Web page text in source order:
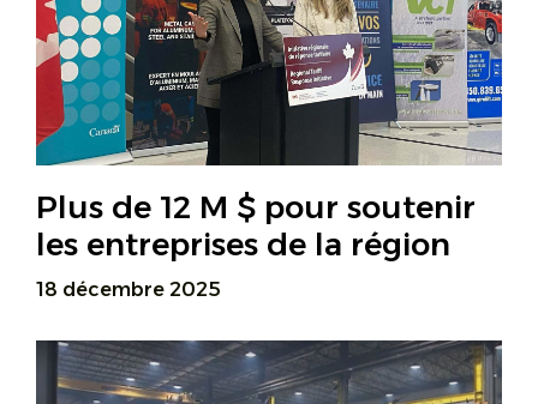
Plus de 12 M $ pour soutenir
les entreprises de la région
18 décembre 2025